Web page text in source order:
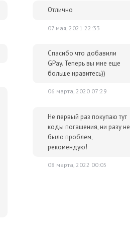
Отлично
07 мая, 2021 22:33
Спасибо что добавили
GPay. Теперь вы мне еще
больше нравитесь))
06 марта, 2020 07:29
Не первый раз покупаю тут
коды погашения, ни разу не
было проблем,
рекомендую!
08 марта, 2022 00:05